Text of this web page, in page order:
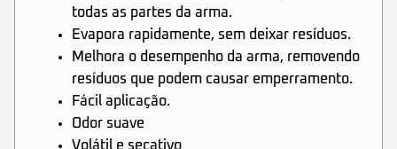
todas as partes da arma.
Evapora rapidamente, sem deixar resíduos.
Melhora o desempenho da arma, removendo
resíduos que podem causar emperramento.
Fácil aplicação.
Odor suave
Volátil e secativo